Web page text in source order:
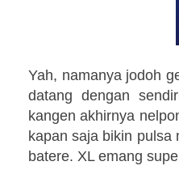
Yah, namanya jodoh
datang dengan
kangen akhirnya
kapan saja bikin pulsa
batere. XL emang